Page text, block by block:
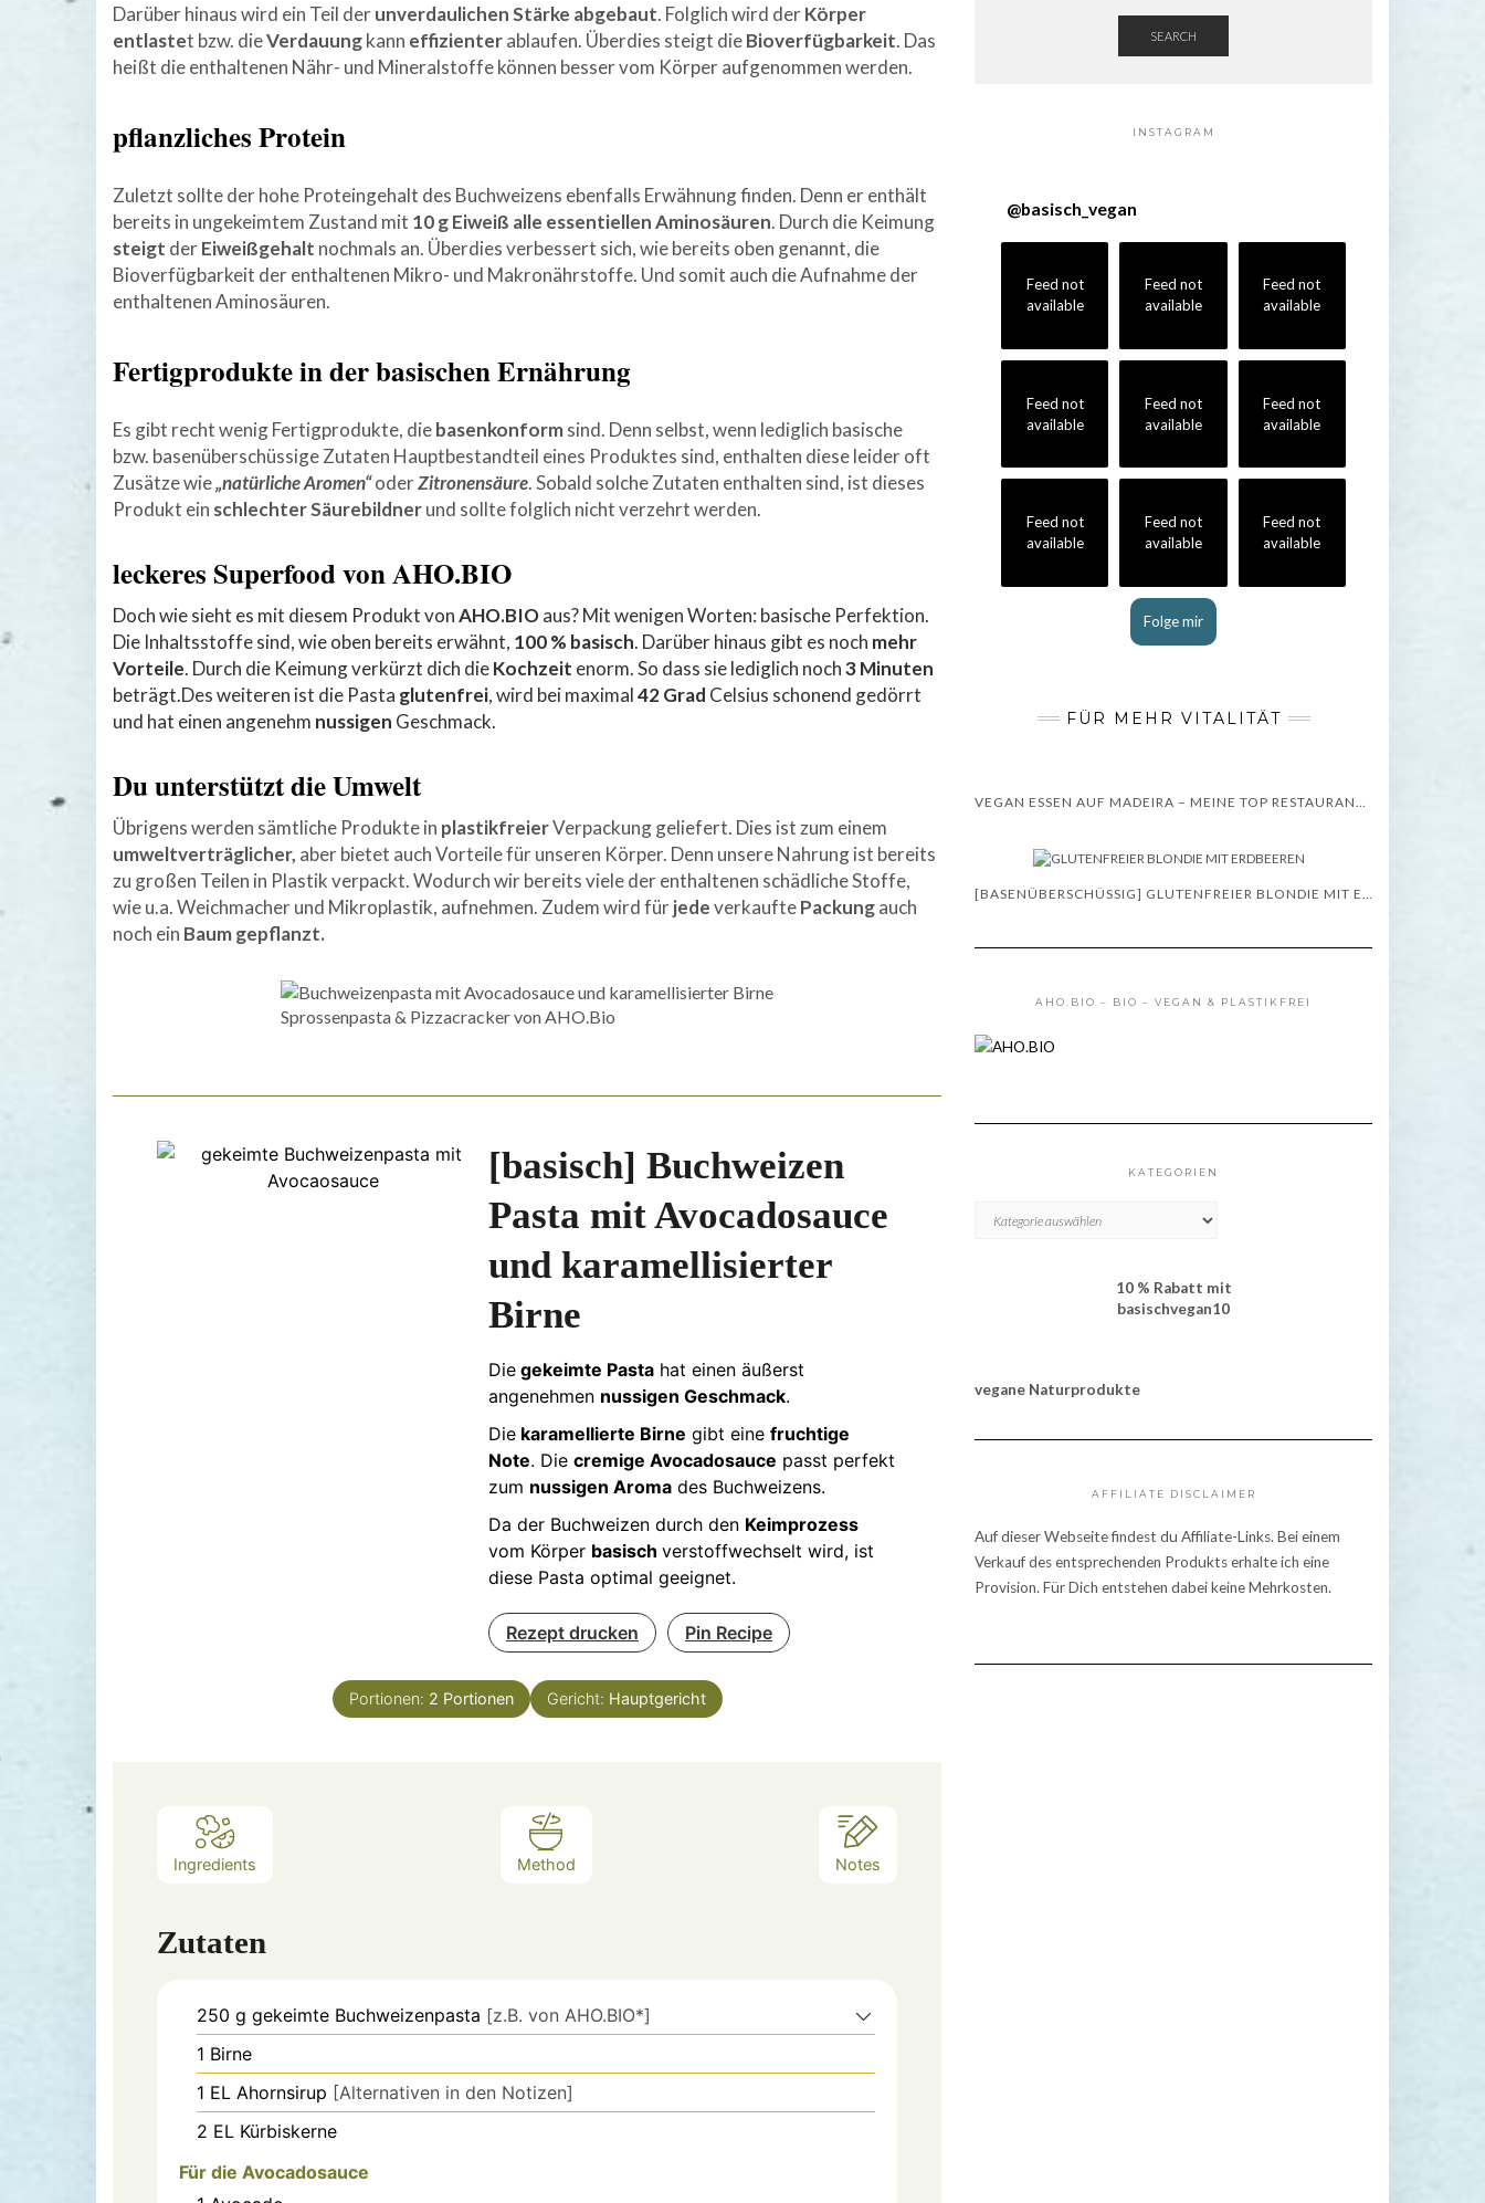
Darüber hinaus wird ein Teil derunverdaulichen Stärke abgebaut. Folglich wird derKörper
entlastet bzw. dieVerdauungkann effizienterablaufen. Überdies steigt dieBioverfügbarkeit. Das
heißt die enthaltenen Nähr- und Mineralstoffe können besser vom Körper aufgenommen werden.
pflanzliches Protein
Zuletzt sollte der hohe Proteingehalt des Buchweizens ebenfalls Erwähnung finden. Denn er enthält
bereits in ungekeimtem Zustand mit 10 g Eiweiß alle essentiellen Aminosäuren. Durch die Keimung
steigt derEiweißgehalt nochmals an. Überdies verbessert sich, wie bereits oben genannt, die
Bioverfügbarkeit der enthaltenen Mikro- und Makronährstoffe. Und somit auch die Aufnahme der
enthaltenen Aminosäuren.
Fertigprodukte in der basischen Ernährung
Es gibt recht wenig Fertigprodukte, diebasenkonformsind. Denn selbst, wenn lediglich basische
bzw. basenüberschüssige Zutaten Hauptbestandteil eines Produktes sind, enthalten diese leider oft
Zusätze wie„natürliche Aromen“oderZitronensäure. Sobald solche Zutaten enthalten sind, ist dieses
Produkt ein schlechter Säurebildnerund sollte folglich nicht verzehrt werden.
leckeres Superfood von AHO.BIO
Doch wie sieht es mit diesem Produkt vonAHO.BIOaus? Mit wenigen Worten: basische Perfektion.
Die Inhaltsstoffe sind, wie oben bereits erwähnt, 100 % basisch. Darüber hinaus gibt es noch mehr
Vorteile. Durch die Keimung verkürzt dich dieKochzeit enorm. So dass sie lediglich noch3 Minuten
beträgt.Des weiteren ist die Pasta glutenfrei, wird bei maximal42 Grad Celsius schonend gedörrt
und hat einen angenehm nussigen Geschmack.
Du unterstützt die Umwelt
Übrigens werden sämtliche Produkte in plastikfreierVerpackung geliefert. Dies ist zum einem
umweltverträglicher, aber bietet auch Vorteile für unseren Körper. Denn unsere Nahrung ist bereits
zu großen Teilen in Plastik verpackt. Wodurch wir bereits viele der enthaltenen schädliche Stoffe,
wie u.a. Weichmacher und Mikroplastik, aufnehmen. Zudem wird fürjedeverkauftePackungauch
noch ein Baum gepflanzt.
Sprossenpasta & Pizzacracker von AHO.Bio
[basisch] Buchweizen
Pasta mit Avocadosauce
und karamellisierter
Birne
Die gekeimte Pasta hat einen äußerst
angenehmen nussigen Geschmack.
Die karamellierte Birne gibt eine fruchtige
Note. Die cremige Avocadosauce passt perfekt
zum nussigen Aroma des Buchweizens.
Da der Buchweizen durch den Keimprozess
vom Körper basisch verstoffwechselt wird, ist
diese Pasta optimal geeignet.
Rezept drucken Pin Recipe
Portionen: 2 Portionen Gericht: Hauptgericht
Ingredients Method Notes
Zutaten
250 g gekeimte Buchweizenpasta [z.B. von AHO.BIO*]
1 Birne
1 EL Ahornsirup [Alternativen in den Notizen]
2 EL Kürbiskerne
Für die Avocadosauce
SEARCH
INSTAGRAM
@basisch_vegan
Feed not
available
Feed not
available
Feed not
available
Feed not
available
Feed not
available
Feed not
available
Feed not
available
Feed not
available
Feed not
available
Folge mir
FÜR MEHR VITALITÄT
[BASENÜBERSCHÜSSIG] GLUTENFREIER BLONDIE MIT ERDBEEREN – REZEPT
AHO.BIO – BIO – VEGAN & PLASTIKFREI
KATEGORIEN
10 % Rabatt mit
basischvegan10
vegane Naturprodukte
AFFILIATE DISCLAIMER
Auf dieser Webseite findest du Affiliate-Links. Bei einem
Verkauf des entsprechenden Produkts erhalte ich eine
Provision. Für Dich entstehen dabei keine Mehrkosten.